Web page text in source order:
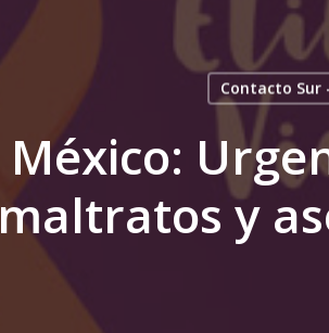
Contacto Sur
México:
maltratos y